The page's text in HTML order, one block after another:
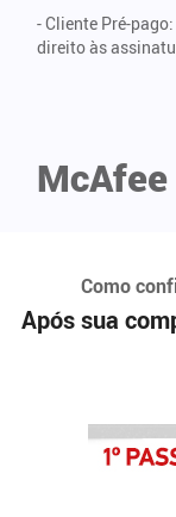
- Cliente Pré-
direito às
McAfee
Como
Após sua